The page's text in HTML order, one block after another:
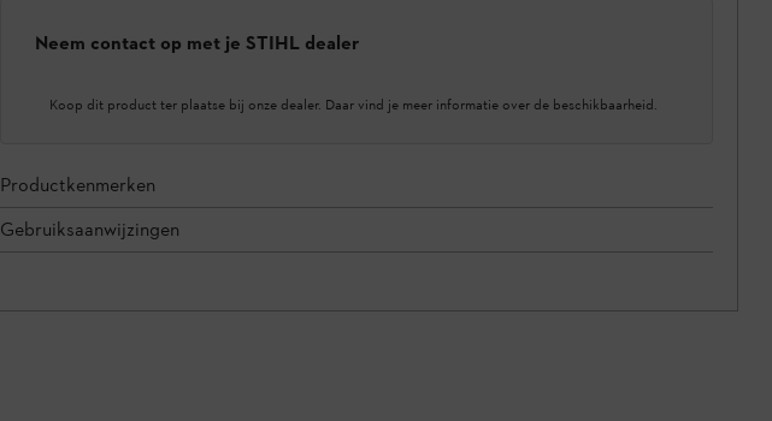
Neem contact op met je STIHL dealer
Koop dit product ter plaatse bij onze dealer. Daar vind je meer informatie over de beschikbaarheid.
Productkenmerken
Gebruiksaanwijzingen